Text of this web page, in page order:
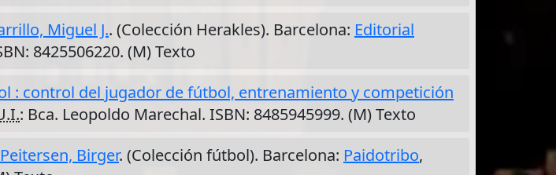
Miguel J.. (Colección Herakles). Barcelona: Editorial
8425506220. (M) Texto
: control del jugador de fútbol, entrenamiento y competición
: Bca. Leopoldo Marechal. ISBN: 8485945999. (M) Texto
Peitersen, Birger. (Colección fútbol). Barcelona: Paidotribo,